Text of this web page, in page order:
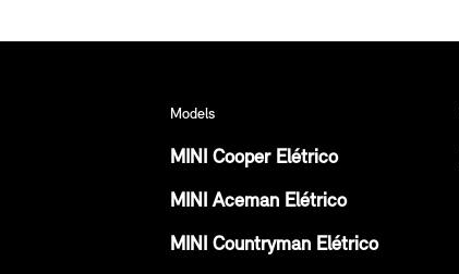
Models
MINI Cooper Elétrico
MINI Aceman Elétrico
MINI Countryman Elétrico